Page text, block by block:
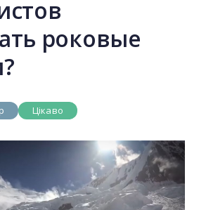
роковые
Цікаво